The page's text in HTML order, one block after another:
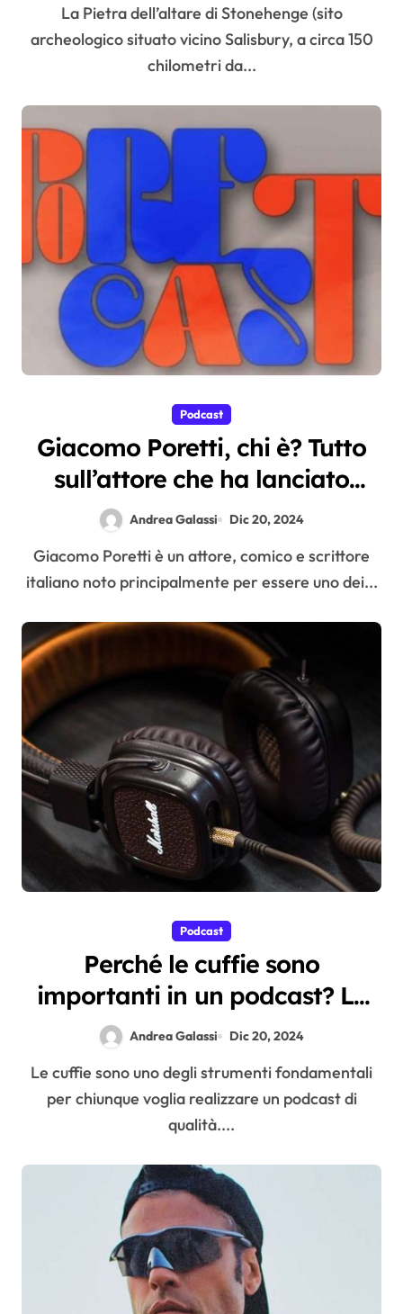
La Pietra dell’altare di Stonehenge (sito
archeologico situato vicino Salisbury, a circa 150
chilometri da...
Podcast
Giacomo Poretti, chi è? Tutto
sull’attore che ha lanciato
Poretcast
Andrea Galassi Dic 20, 2024
Giacomo Poretti è un attore, comico e scrittore
italiano noto principalmente per essere uno dei...
Podcast
Perché le cuffie sono
importanti in un podcast? Le
funzioni da non dimenticare
Andrea Galassi Dic 20, 2024
Le cuffie sono uno degli strumenti fondamentali
per chiunque voglia realizzare un podcast di
qualità....